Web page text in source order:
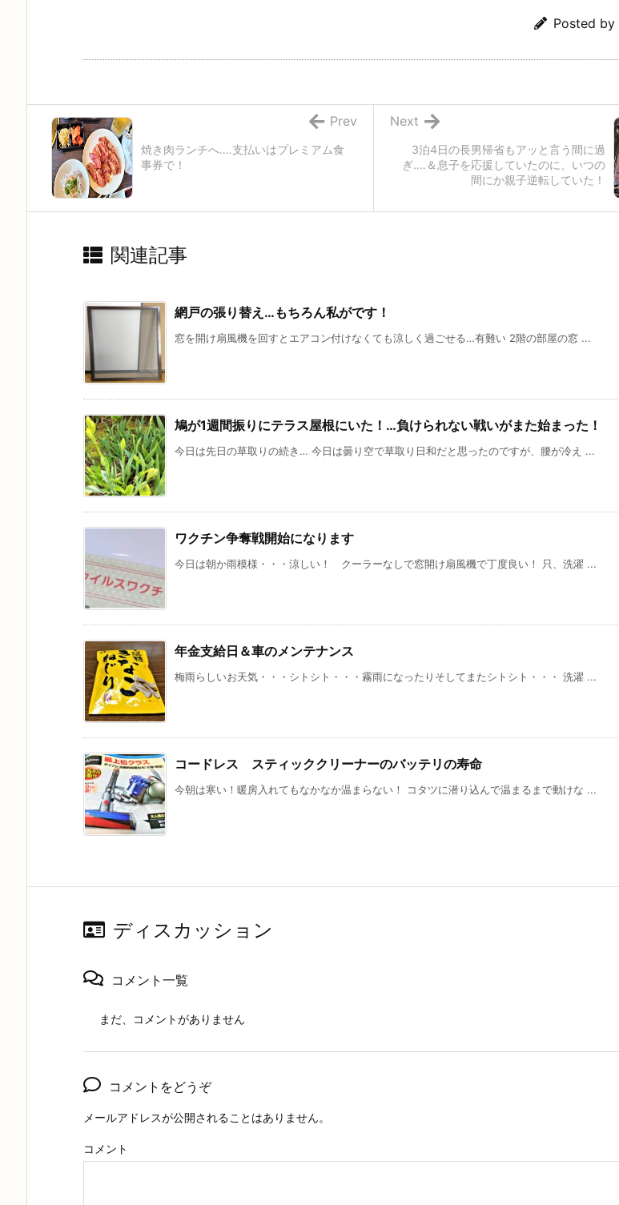
Posted by
3泊4日の長男帰省もアッと言う間に過
ぎ‥‥＆息子を応援していたのに、いつの
間にか親子逆転していた！
Next
焼き肉ランチへ‥‥支払いはプレミアム食
事券で！
Prev
関連記事
網戸の張り替え…もちろん私がです！
窓を開け扇風機を回すとエアコン付けなくても涼しく過ごせる…有難い 2階の部屋の窓 ...
鳩が1週間振りにテラス屋根にいた！…負けられない戦いがまた始まった！
今日は先日の草取りの続き… 今日は曇り空で草取り日和だと思ったのですが、腰が冷え ...
ワクチン争奪戦開始になります
今日は朝か雨模様・・・涼しい！ クーラーなしで窓開け扇風機で丁度良い！ 只、洗濯 ...
年金支給日＆車のメンテナンス
梅雨らしいお天気・・・シトシト・・・霧雨になったりそしてまたシトシト・・・ 洗濯 ...
コードレス スティッククリーナーのバッテリの寿命
今朝は寒い！暖房入れてもなかなか温まらない！ コタツに潜り込んで温まるまで動けな ...
ディスカッション
コメント一覧
まだ、コメントがありません
コメントをどうぞ
メールアドレスが公開されることはありません。
コメント